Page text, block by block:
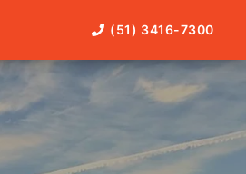
(51) 3416-7300